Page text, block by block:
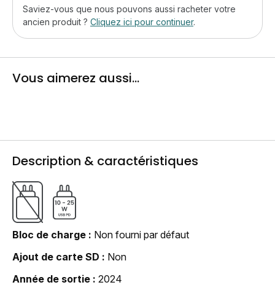
Saviez-vous que nous pouvons aussi racheter votre
ancien produit ? Cliquez ici pour continuer.
Vous aimerez aussi...
Description & caractéristiques
Bloc de charge
Non fourni par défaut
Ajout de carte SD
Non
Année de sortie
2024